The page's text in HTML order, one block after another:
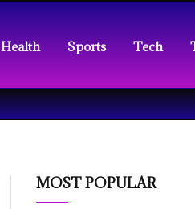
Health Sports Tech
MOST POPULAR